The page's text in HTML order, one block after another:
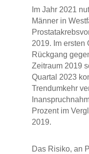
Im Jahr 2021
Männer in
2019. Im ersten
Rückgang
Zeitraum 2019
Quartal 2023
Trendumkehr
Prozent im
2019.
Das Risiko, an